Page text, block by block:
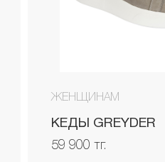
ЖЕНЩИНАМ
КЕДЫ GREYDER
59 900 тг.